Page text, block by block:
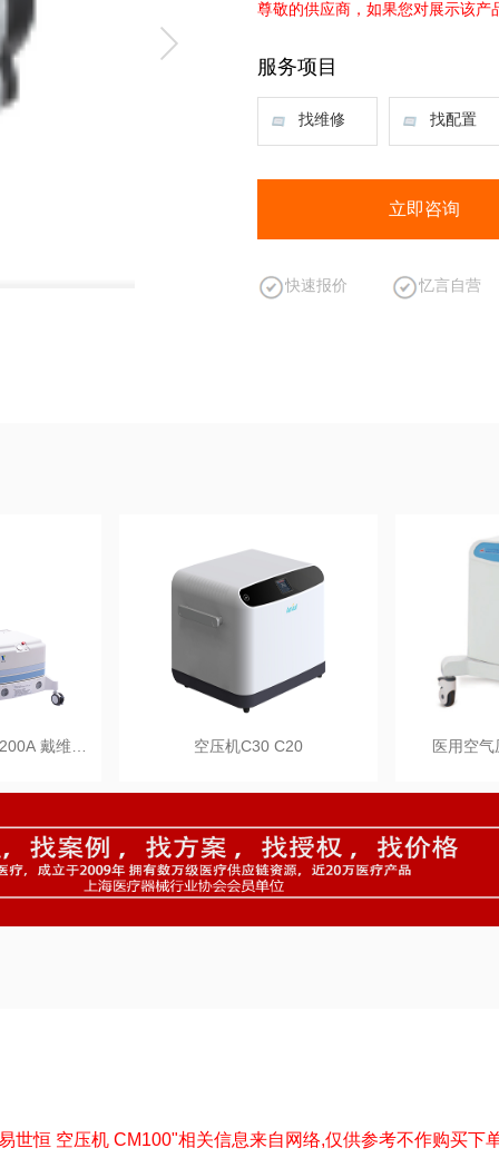
尊敬的供应商，如果您对展示该
服务项目
找维修 找配置
立即咨询
快速报价 忆言自营
戴维… 空压机C30 C20 医用空
世恒 空压机 CM100"相关信息来自网络,仅供参考不作购买下